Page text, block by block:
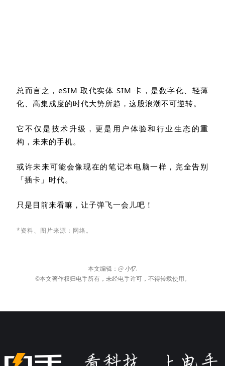
总而言之， eSIM 取代实体 SIM 卡，是数字化、轻薄
化、高集成度的时代大势所趋，这股浪潮不可逆转。
它不仅是技术升级，更是用户体验和行业生态的重
构，未来的手机。
或许未来可能会像现在的笔记本电脑一样，完全告别
「插卡」时代。
只是目前来看嘛，让子弹飞一会儿吧！
*资料、图片来源：网络。
本文编辑： @ 小忆
©本文著作权归电手所有，未经电手许可，不得转载使用。